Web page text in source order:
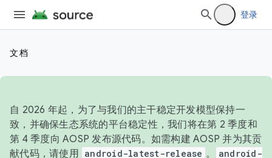
登录
文档
自 2026 年起，为了与我们的主干稳定开发模型保持一
致，并确保生态系统的平台稳定性，我们将在第 2 季度和
第 4 季度向 AOSP 发布源代码。如需构建 AOSP 并为其贡
献代码，请使用 android-latest-release 。
android-